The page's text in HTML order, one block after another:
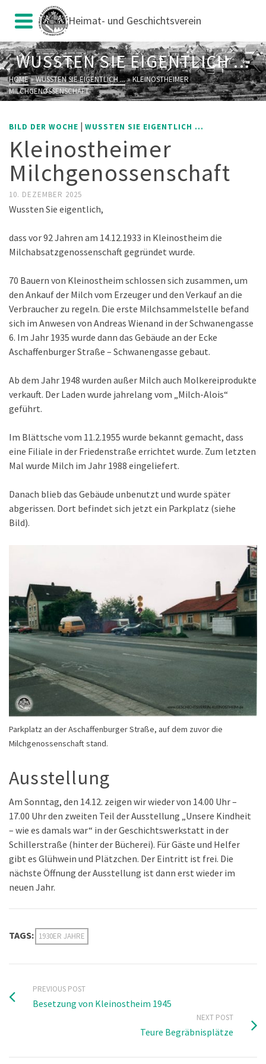
Heimat- und Geschichtsverein
WUSSTEN SIE EIGENTLICH ...
HOME»WUSSTEN SIE EIGENTLICH ...»KLEINOSTHEIMER
MILCHGENOSSENSCHAFT
BILD DER WOCHE | WUSSTEN SIE EIGENTLICH ...
Kleinostheimer
Milchgenossenschaft
10. DEZEMBER 2025
Wussten Sie eigentlich,
dass vor 92 Jahren am 14.12.1933 in Kleinostheim die
Milchabsatzgenossenschaft gegründet wurde.
70 Bauern von Kleinostheim schlossen sich zusammen, um
den Ankauf der Milch vom Erzeuger und den Verkauf an die
Verbraucher zu regeln. Die erste Milchsammelstelle befand
sich im Anwesen von Andreas Wienand in der Schwanengasse
6. Im Jahr 1935 wurde dann das Gebäude an der Ecke
Aschaffenburger Straße – Schwanengasse gebaut.
Ab dem Jahr 1948 wurden außer Milch auch Molkereiprodukte
verkauft. Der Laden wurde jahrelang vom „Milch-Alois“
geführt.
Im Blättsche vom 11.2.1955 wurde bekannt gemacht, dass
eine Filiale in der Friedenstraße errichtet wurde. Zum letzten
Mal wurde Milch im Jahr 1988 eingeliefert.
Danach blieb das Gebäude unbenutzt und wurde später
abgerissen. Dort befindet sich jetzt ein Parkplatz (siehe
Bild).
Parkplatz an der Aschaffenburger Straße, auf dem zuvor die
Milchgenossenschaft stand.
Ausstellung
Am Sonntag, den 14.12. zeigen wir wieder von 14.00 Uhr –
17.00 Uhr den zweiten Teil der Ausstellung „Unsere Kindheit
– wie es damals war“ in der Geschichtswerkstatt in der
Schillerstraße (hinter der Bücherei). Für Gäste und Helfer
gibt es Glühwein und Plätzchen. Der Eintritt ist frei. Die
nächste Öffnung der Ausstellung ist dann erst wieder im
neuen Jahr.
TAGS: 1930ER JAHRE
PREVIOUS POST
Besetzung von Kleinostheim 1945
NEXT POST
Teure Begräbnisplätze